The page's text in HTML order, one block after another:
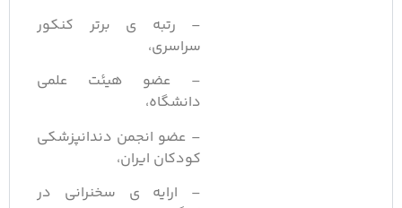
– رتبه ی برتر کنکور
سراسری،
– عضو هیئت علمی
دانشگاه،
– عضو انجمن دندانپزشکی
کودکان ایران،
– ارایه ی سخنرانی در